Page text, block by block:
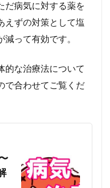
だ病気に対する薬を
えずの対策として塩
って有効です。
的な治療法について
で合わせてご覧くだ